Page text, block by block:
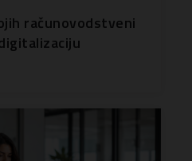
računovodstveni